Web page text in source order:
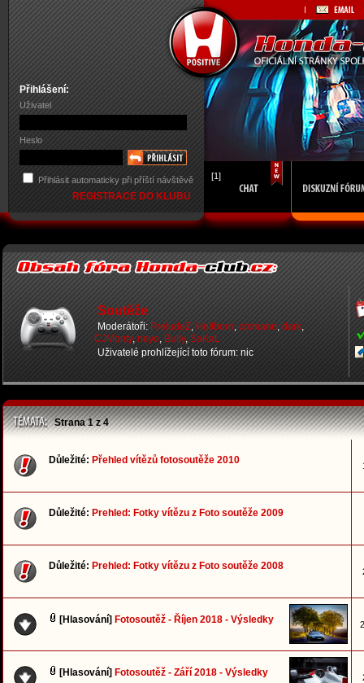
Přihlášení:
Uživatel
Heslo
Přihlásit automaticky při příští návštěvě
REGISTRACE DO KLUBU
[1]
Soutěže
Moderátoři: PreludeZ, Hellborn, crxmann, dark,
CJMonty, neyo, Bully, SaKaL
Uživatelé prohlížející toto fórum: nic
Strana1z4
Důležité: Přehled vítězů fotosoutěže 2010
Důležité: Prehled: Fotky vítězu z Foto soutěže 2009
Důležité: Prehled: Fotky vítězu z Foto soutěže 2008
[Hlasování] Fotosoutěž - Říjen 2018 - Výsledky
[Hlasování] Fotosoutěž - Září 2018 - Výsledky